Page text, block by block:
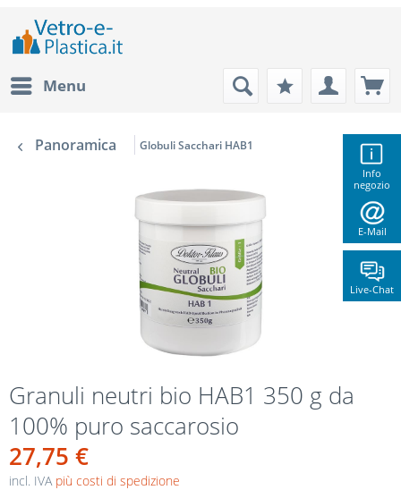
Info
negozio
E-Mail
Live-Chat
Menu
Panoramica Globuli Sacchari HAB1
Granuli neutri bio HAB1 350 g da
100% puro saccarosio
27,75 €
incl. IVA più costi di spedizione